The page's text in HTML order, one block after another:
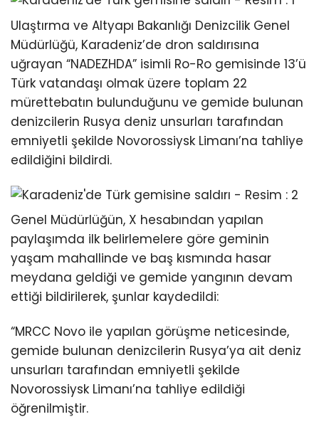
Ulaştırma ve Altyapı Bakanlığı Denizcilik Genel
Müdürlüğü, Karadeniz’de dron saldırısına
uğrayan “NADEZHDA” isimli Ro-Ro gemisinde 13’ü
Türk vatandaşı olmak üzere toplam 22
mürettebatın bulunduğunu ve gemide bulunan
denizcilerin Rusya deniz unsurları tarafından
emniyetli şekilde Novorossiysk Limanı’na tahliye
edildiğini bildirdi.
Genel Müdürlüğün, X hesabından yapılan
paylaşımda ilk belirlemelere göre geminin
yaşam mahallinde ve baş kısmında hasar
meydana geldiği ve gemide yangının devam
ettiği bildirilerek, şunlar kaydedildi:
“MRCC Novo ile yapılan görüşme neticesinde,
gemide bulunan denizcilerin Rusya’ya ait deniz
unsurları tarafından emniyetli şekilde
Novorossiysk Limanı’na tahliye edildiği
öğrenilmiştir.